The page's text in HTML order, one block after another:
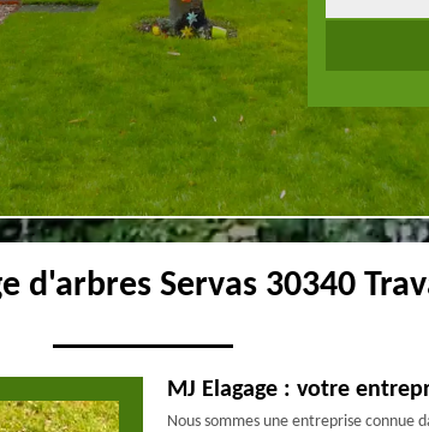
d'arbres Servas 30340
MJ Elagage : votre
Nous sommes une entreprise connue